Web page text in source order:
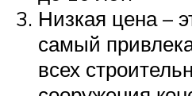
Низкая цена –
самый
всех